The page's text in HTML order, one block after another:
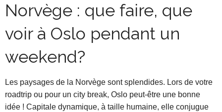
Norvège : que faire, que
voir à Oslo pendant un
weekend?
Les paysages de la Norvège sont splendides. Lors de votre
roadtrip ou pour un city break, Oslo peut-être une bonne
idée ! Capitale dynamique, à taille humaine, elle conjugue